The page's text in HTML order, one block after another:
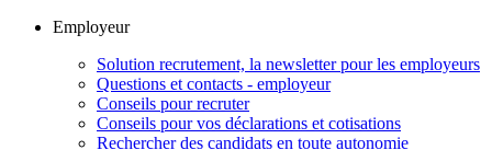
Employeur
Solution recrutement, la newsletter pour les employeurs
Questions et contacts - employeur
Conseils pour recruter
Conseils pour vos déclarations et cotisations
Rechercher des candidats en toute autonomie